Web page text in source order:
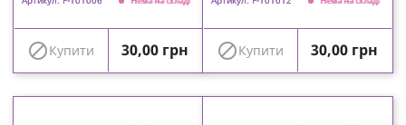
Купити Ціна
30,00 грн Купити Ціна
30,00 грн